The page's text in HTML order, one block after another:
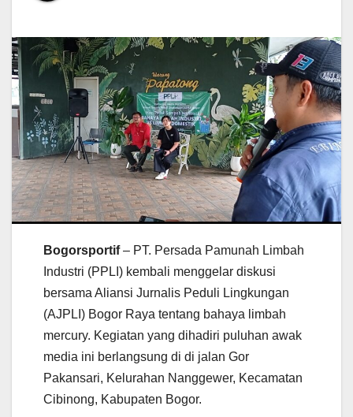
Bogorsportif– PT. Persada Pamunah Limbah
Industri (PPLI) kembali menggelar diskusi
bersama Aliansi Jurnalis Peduli Lingkungan
(AJPLI) Bogor Raya tentang bahaya limbah
mercury. Kegiatan yang dihadiri puluhan awak
media ini berlangsung di di jalan Gor
Pakansari, Kelurahan Nanggewer, Kecamatan
Cibinong, Kabupaten Bogor.